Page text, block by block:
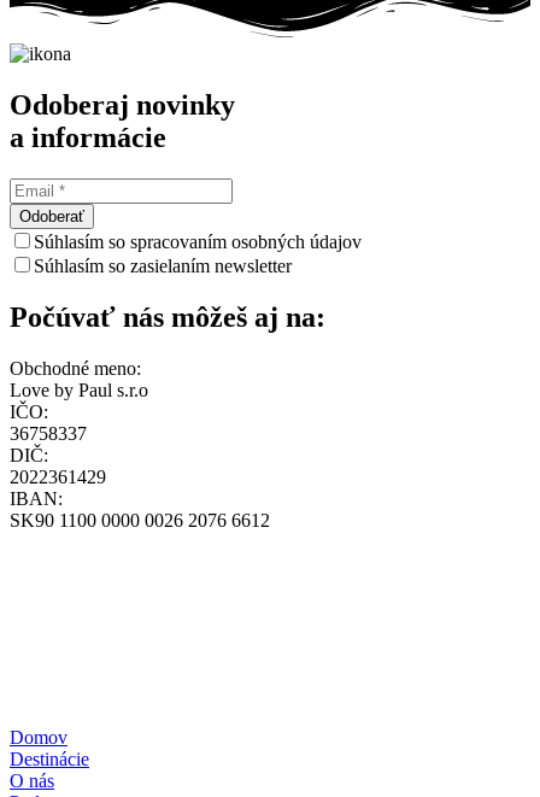
Odoberaj novinky
a informácie
Odoberať
Súhlasím so spracovaním osobných údajov
Súhlasím so zasielaním newsletter
Počúvať nás môžeš aj na:
Obchodné meno:
Love by Paul s.r.o
IČO:
36758337
DIČ:
2022361429
IBAN:
SK90 1100 0000 0026 2076 6612
Domov
Destinácie
O nás